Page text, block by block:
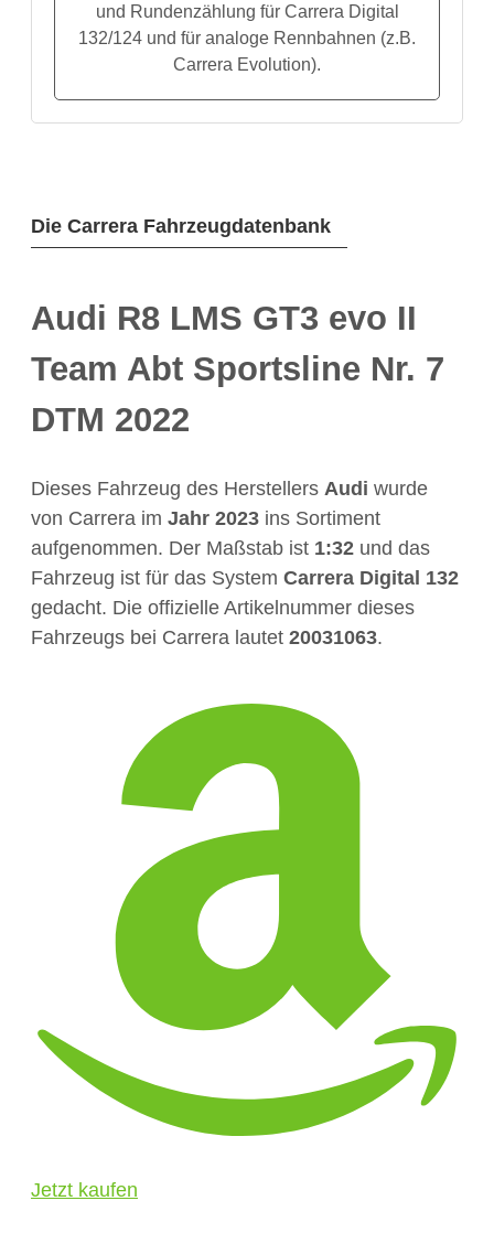
Die Carrera Fahrzeugdatenbank
Audi R8 LMS GT3 evo II
Team Abt Sportsline Nr. 7
DTM 2022
Dieses Fahrzeug des Herstellers Audi wurde
von Carrera im Jahr 2023 ins Sortiment
aufgenommen. Der Maßstab ist 1:32 und das
Fahrzeug ist für das System Carrera Digital 132
gedacht. Die offizielle Artikelnummer dieses
Fahrzeugs bei Carrera lautet 20031063.
Jetzt kaufen
und Rundenzählung für Carrera Digital
132/124 und für analoge Rennbahnen (z.B.
Carrera Evolution).